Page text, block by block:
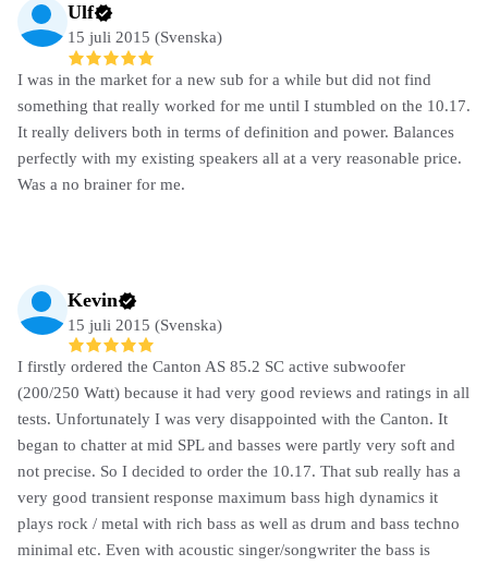
Ulf
15 juli 2015 (Svenska)
I was in the market for a new sub for a while but did not find
something that really worked for me until I stumbled on the 10.17.
It really delivers both in terms of definition and power. Balances
perfectly with my existing speakers all at a very reasonable price.
Was a no brainer for me.
Kevin
15 juli 2015 (Svenska)
I firstly ordered the Canton AS 85.2 SC active subwoofer
(200/250 Watt) because it had very good reviews and ratings in all
tests. Unfortunately I was very disappointed with the Canton. It
began to chatter at mid SPL and basses were partly very soft and
not precise. So I decided to order the 10.17. That sub really has a
very good transient response maximum bass high dynamics it
plays rock / metal with rich bass as well as drum and bass techno
minimal etc. Even with acoustic singer/songwriter the bass is